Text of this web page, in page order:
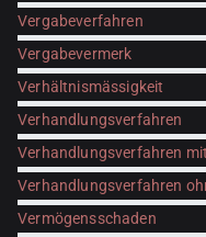
Vergabeverfahren
Vergabevermerk
Verhältnismässigkeit
Verhandlungsverfahren
Verhandlungsverfahren
Verhandlungsverfahren
Vermögensschaden